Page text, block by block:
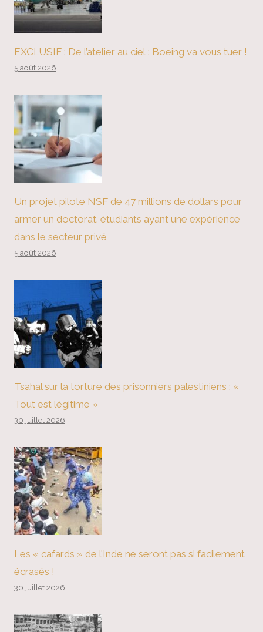
EXCLUSIF : De l’atelier au ciel : Boeing va vous tuer !
5 août 2026
Un projet pilote NSF de 47 millions de dollars pour
armer un doctorat. étudiants ayant une expérience
dans le secteur privé
5 août 2026
Tsahal sur la torture des prisonniers palestiniens : «
Tout est légitime »
30 juillet 2026
Les « cafards » de l’Inde ne seront pas si facilement
écrasés !
30 juillet 2026